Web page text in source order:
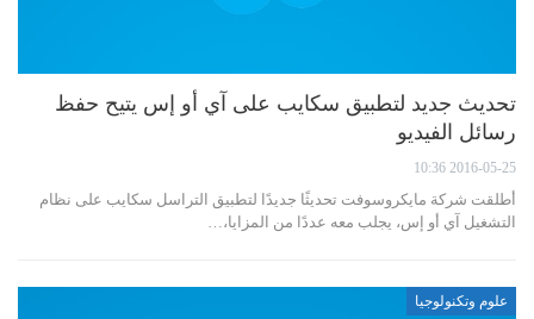
تحديث جديد لتطبيق سكايب على آي أو إس يتيح حفظ
رسائل الفيديو
2016-05-25 10:36
أطلقت شركة مايكروسوفت تحديثًا جديدًا لتطبيق التراسل سكايب على نظام
التشغيل آي أو إس، يجلب معه عددًا من المزايا،…
علوم وتكنولوجيا